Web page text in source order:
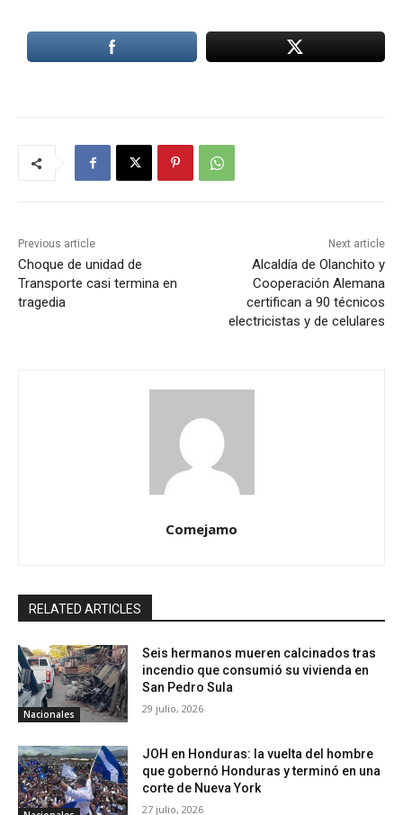
Previous article
Choque de unidad de
Transporte casi termina en
tragedia
Next article
Alcaldía de Olanchito y
Cooperación Alemana
certifican a 90 técnicos
electricistas y de celulares
Comejamo
RELATED ARTICLES
Nacionales
Seis hermanos mueren calcinados tras
incendio que consumió su vivienda en
San Pedro Sula
29 julio, 2026
JOH en Honduras: la vuelta del hombre
que gobernó Honduras y terminó en una
corte de Nueva York
27 julio, 2026